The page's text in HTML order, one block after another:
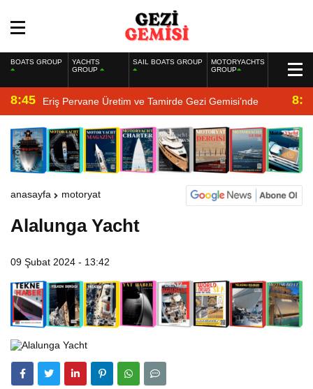
BOATS GROUP
YACHTS
GROUP
SAIL BOATS GROUP
MOTORYACHTS
GROUP
8:45 Eriş Pervane Üretim ve Tamirde Gezi Gemisi’nde
anasayfa motoryat
Alalunga Yacht
09 Şubat 2024 - 13:42